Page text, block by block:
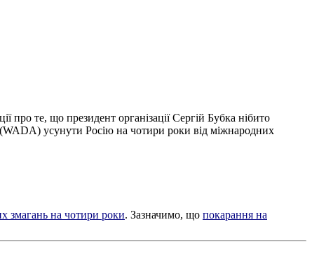
те, що президент організації Сергій Бубка нібито
усунути Росію на чотири роки від міжнародних
змагань на чотири роки. Зазначимо, що покарання на